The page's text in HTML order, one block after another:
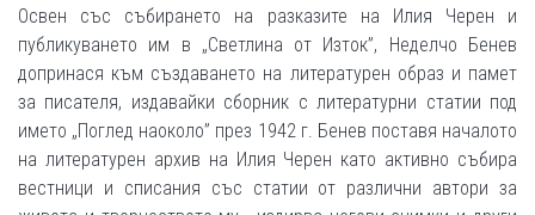
Освен със събирането на разказите на Илия Черен и
публикуването им в „Светлина от Изток”, Неделчо Бенев
допринася към създаването на литературен образ и памет
за писателя, издавайки сборник с литературни статии под
името „Поглед наоколо” през 1942 г. Бенев поставя началото
на литературен архив на Илия Черен като активно събира
вестници и списания със статии от различни автори за